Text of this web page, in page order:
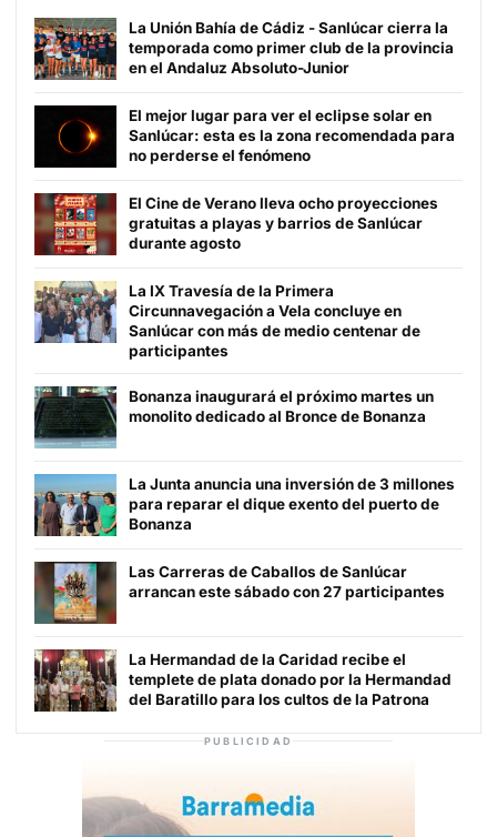
La Unión Bahía de Cádiz - Sanlúcar cierra la
temporada como primer club de la provincia
en el Andaluz Absoluto-Junior
El mejor lugar para ver el eclipse solar en
Sanlúcar: esta es la zona recomendada para
no perderse el fenómeno
El Cine de Verano lleva ocho proyecciones
gratuitas a playas y barrios de Sanlúcar
durante agosto
La IX Travesía de la Primera
Circunnavegación a Vela concluye en
Sanlúcar con más de medio centenar de
participantes
Bonanza inaugurará el próximo martes un
monolito dedicado al Bronce de Bonanza
La Junta anuncia una inversión de 3 millones
para reparar el dique exento del puerto de
Bonanza
Las Carreras de Caballos de Sanlúcar
arrancan este sábado con 27 participantes
La Hermandad de la Caridad recibe el
templete de plata donado por la Hermandad
del Baratillo para los cultos de la Patrona
PUBLICIDAD